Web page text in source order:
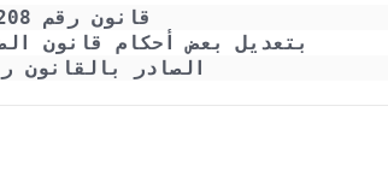
قانون رقم 208 لسنة 2017
بتعديل بعض أحكام قانون
الصادر بالقانون رقم 67 لسنة